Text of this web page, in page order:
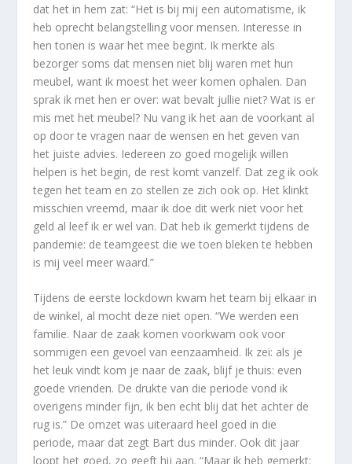
dat het in hem zat: “Het is bij mij een automatisme, ik
heb oprecht belangstelling voor mensen. Interesse in
hen tonen is waar het mee begint. Ik merkte als
bezorger soms dat mensen niet blij waren met hun
meubel, want ik moest het weer komen ophalen. Dan
sprak ik met hen er over: wat bevalt jullie niet? Wat is er
mis met het meubel? Nu vang ik het aan de voorkant al
op door te vragen naar de wensen en het geven van
het juiste advies. Iedereen zo goed mogelijk willen
helpen is het begin, de rest komt vanzelf. Dat zeg ik ook
tegen het team en zo stellen ze zich ook op. Het klinkt
misschien vreemd, maar ik doe dit werk niet voor het
geld al leef ik er wel van. Dat heb ik gemerkt tijdens de
pandemie: de teamgeest die we toen bleken te hebben
is mij veel meer waard.”
Tijdens de eerste lockdown kwam het team bij elkaar in
de winkel, al mocht deze niet open. “We werden een
familie. Naar de zaak komen voorkwam ook voor
sommigen een gevoel van eenzaamheid. Ik zei: als je
het leuk vindt kom je naar de zaak, blijf je thuis: even
goede vrienden. De drukte van die periode vond ik
overigens minder fijn, ik ben echt blij dat het achter de
rug is.” De omzet was uiteraard heel goed in die
periode, maar dat zegt Bart dus minder. Ook dit jaar
loopt het goed, zo geeft hij aan. “Maar ik heb gemerkt: